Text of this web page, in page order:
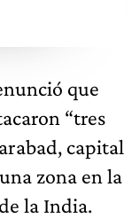
que
“tres
capital
zona en la
la India.